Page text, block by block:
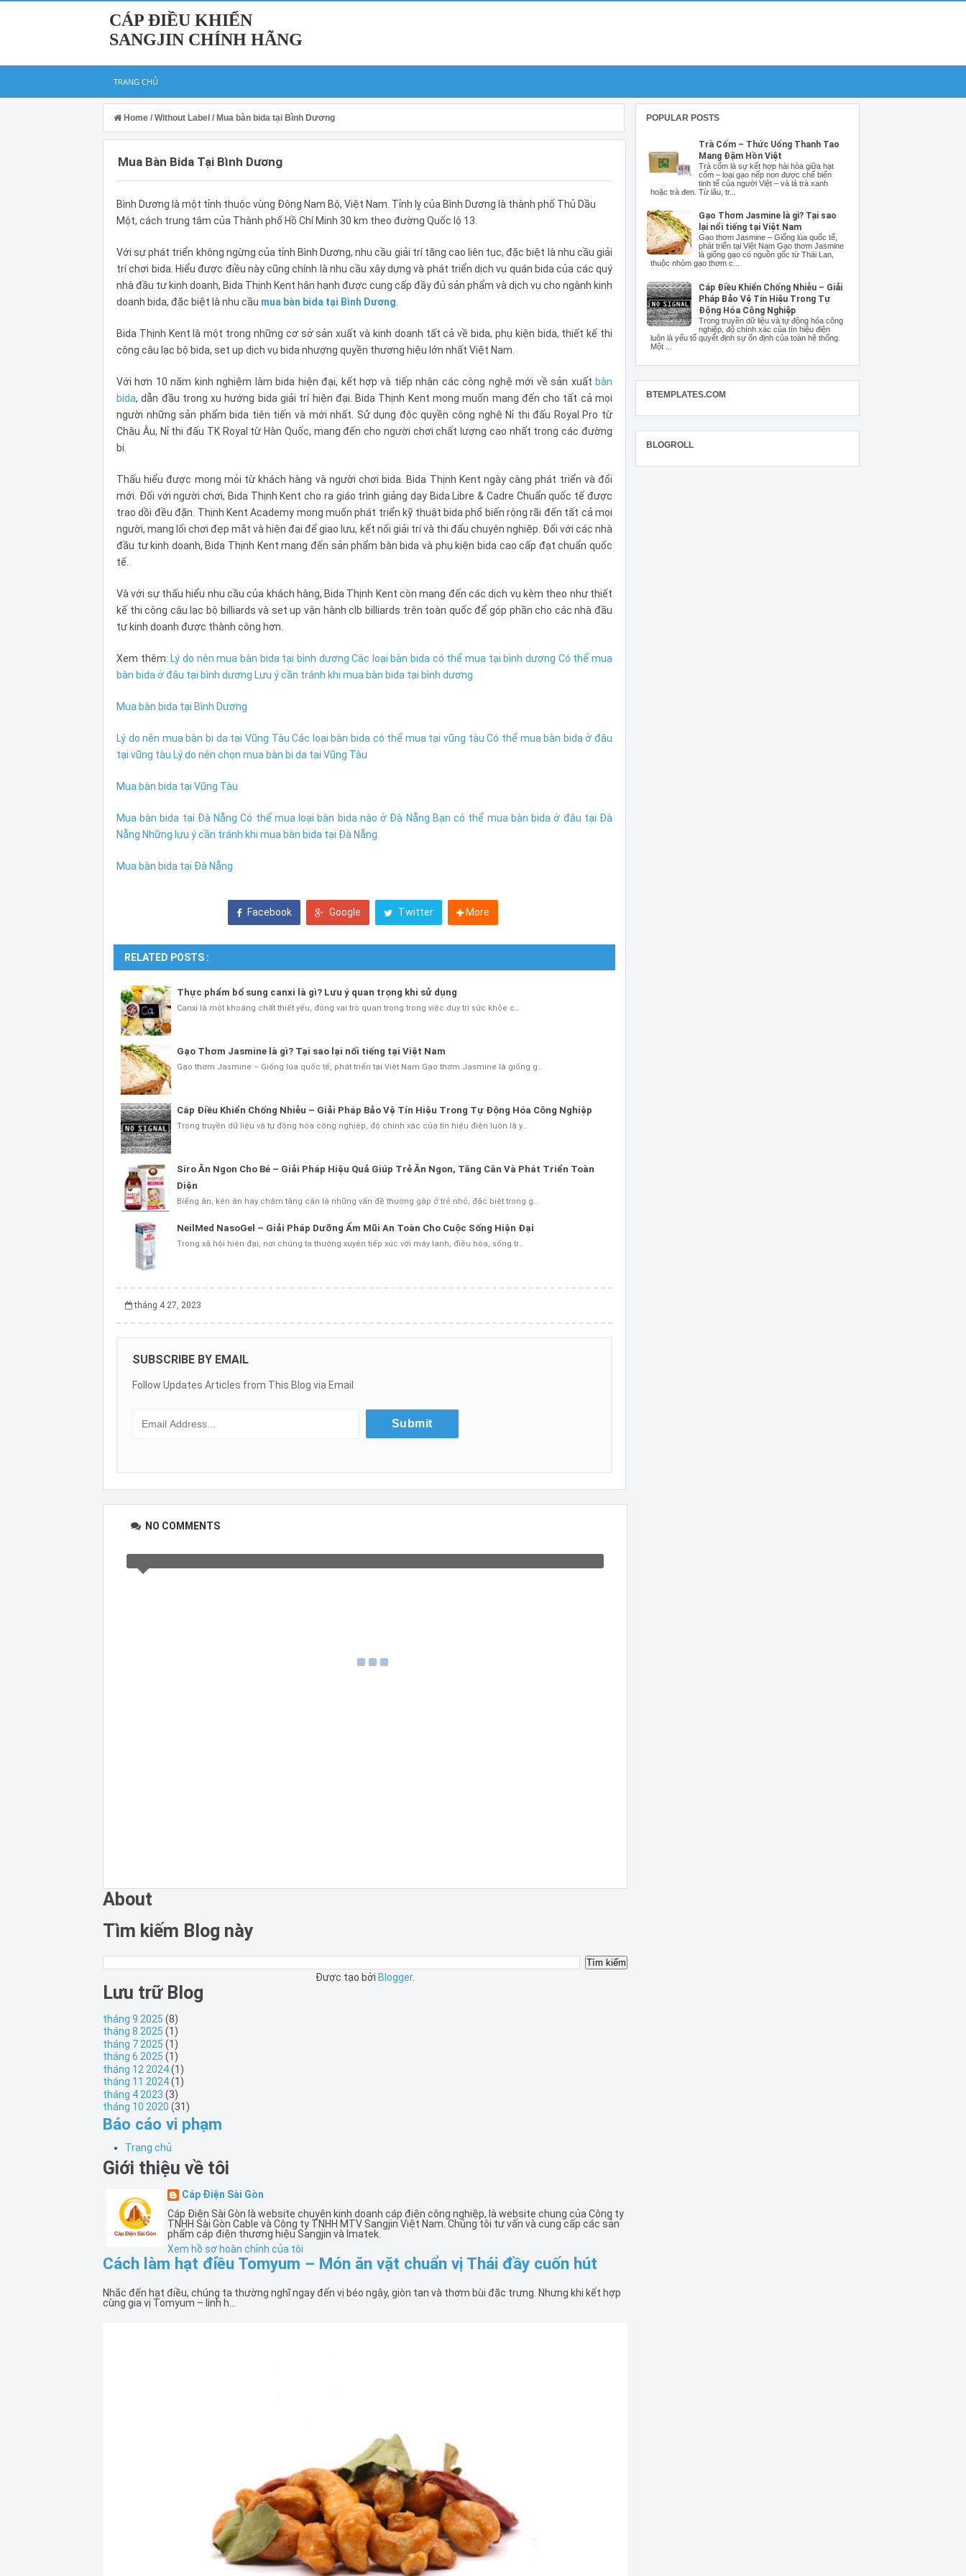
CÁP ĐIỀU KHIỂN
SANGJIN CHÍNH HÃNG
TRANG CHỦ
Home / Without Label / Mua bàn bida tại Bình Dương
Mua Bàn Bida Tại Bình Dương
Bình Dương là một tỉnh thuộc vùng Đông Nam Bộ, Việt Nam. Tỉnh lỵ của Bình Dương là thành phố Thủ Dầu
Một, cách trung tâm của Thành phố Hồ Chí Minh 30 km theo đường Quốc lộ 13.
Với sự phát triển không ngừng của tỉnh Bình Dương, nhu cầu giải trí tăng cao liên tục, đặc biệt là nhu cầu giải
trí chơi bida. Hiểu được điều này cũng chính là nhu cầu xây dựng và phát triển dịch vụ quán bida của các quý
nhà đầu tư kinh doanh, Bida Thịnh Kent hân hạnh được cung cấp đầy đủ sản phẩm và dịch vụ cho ngành kinh
doanh bida, đặc biệt là nhu cầu mua bàn bida tại Bình Dương
Bida Thịnh Kent là một trong những cơ sở sản xuất và kinh doanh tất cả về bida, phụ kiện bida, thiết kế thi
công câu lạc bộ bida, set up dịch vụ bida nhượng quyền thương hiệu lớn nhất Việt Nam.
Với hơn 10 năm kinh nghiệm làm bida hiện đại, kết hợp và tiếp nhận các công nghệ mới về sản xuất bàn
bida, dẫn đầu trong xu hướng bida giải trí hiện đại. Bida Thịnh Kent mong muốn mang đến cho tất cả mọi
người những sản phẩm bida tiên tiến và mới nhất. Sử dụng độc quyền công nghệ Nỉ thi đấu Royal Pro từ
Châu Âu, Nỉ thi đấu TK Royal từ Hàn Quốc, mang đến cho người chơi chất lượng cao nhất trong các đường
bi.
Thấu hiểu được mong mỏi từ khách hàng và người chơi bida. Bida Thịnh Kent ngày càng phát triển và đổi
mới. Đối với người chơi, Bida Thịnh Kent cho ra giáo trình giảng dạy Bida Libre & Cadre Chuẩn quốc tế được
trao dồi đều đặn. Thịnh Kent Academy mong muốn phát triển kỹ thuật bida phổ biến rộng rãi đến tất cả mọi
người, mang lối chơi đẹp mắt và hiện đại để giao lưu, kết nối giải trí và thi đấu chuyên nghiệp. Đối với các nhà
đầu tư kinh doanh, Bida Thịnh Kent mang đến sản phẩm bàn bida và phụ kiện bida cao cấp đạt chuẩn quốc
tế.
Và với sự thấu hiểu nhu cầu của khách hàng, Bida Thịnh Kent còn mang đến các dịch vụ kèm theo như thiết
kế thi công câu lạc bộ billiards và set up vận hành clb billiards trên toàn quốc để góp phần cho các nhà đầu
tư kinh doanh được thành công hơn.
Xem thêm: Lý do nên mua bàn bida tại bình dương Các loại bàn bida có thể mua tại bình dương Có thể mua
bàn bida ở đâu tại bình dương Lưu ý cần tránh khi mua bàn bida tại bình dương
Mua bàn bida tại Bình Dương
Lý do nên mua bàn bi da tại Vũng Tàu Các loại bàn bida có thể mua tại vũng tàu Có thể mua bàn bida ở đâu
tại vũng tàu Lý do nên chọn mua bàn bi da tại Vũng Tàu
Mua bàn bida tại Vũng Tàu
Mua bàn bida tại Đà Nẵng Có thể mua loại bàn bida nào ở Đà Nẵng Bạn có thể mua bàn bida ở đâu tại Đà
Nẵng Những lưu ý cần tránh khi mua bàn bida tại Đà Nẵng
Mua bàn bida tại Đà Nẵng
Facebook Google Twitter More
RELATED POSTS :
Thực phẩm bổ sung canxi là gì? Lưu ý quan trọng khi sử dụng
Canxi là một khoáng chất thiết yếu, đóng vai trò quan trọng trong việc duy trì sức khỏe c…
Gạo Thơm Jasmine là gì? Tại sao lại nổi tiếng tại Việt Nam
Gạo thơm Jasmine – Giống lúa quốc tế, phát triển tại Việt Nam Gạo thơm Jasmine là giống g…
Cáp Điều Khiển Chống Nhiễu – Giải Pháp Bảo Vệ Tín Hiệu Trong Tự Động Hóa Công Nghiệp
Trong truyền dữ liệu và tự động hóa công nghiệp, độ chính xác của tín hiệu điện luôn là y…
Siro Ăn Ngon Cho Bé – Giải Pháp Hiệu Quả Giúp Trẻ Ăn Ngon, Tăng Cân Và Phát Triển Toàn
Diện
Biếng ăn, kén ăn hay chậm tăng cân là những vấn đề thường gặp ở trẻ nhỏ, đặc biệt trong g…
NeilMed NasoGel – Giải Pháp Dưỡng Ẩm Mũi An Toàn Cho Cuộc Sống Hiện Đại
Trong xã hội hiện đại, nơi chúng ta thường xuyên tiếp xúc với máy lạnh, điều hòa, sống tr…
tháng 4 27, 2023
SUBSCRIBE BY EMAIL
Follow Updates Articles from This Blog via Email
NO COMMENTS
About
Tìm kiếm Blog này
Được tạo bởi Blogger.
Lưu trữ Blog
tháng 9 2025 (8)
tháng 8 2025 (1)
tháng 7 2025 (1)
tháng 6 2025 (1)
tháng 12 2024(1)
tháng 11 2024(1)
tháng 4 2023 (3)
tháng 10 2020 (31)
Báo cáo vi phạm
Trang chủ
Giới thiệu về tôi
Cáp Điện Sài Gòn
Cáp Điện Sài Gòn là website chuyên kinh doanh cáp điện công nghiệp, là website chung của Công ty
TNHH Sài Gòn Cable và Công ty TNHH MTV Sangjin Việt Nam. Chúng tôi tư vấn và cung cấp các sản
phẩm cáp điện thương hiệu Sangjin và Imatek.
Xem hồ sơ hoàn chỉnh của tôi
Cách làm hạt điều Tomyum – Món ăn vặt chuẩn vị Thái đầy cuốn hút
Nhắc đến hạt điều, chúng ta thường nghĩ ngay đến vị béo ngậy, giòn tan và thơm bùi đặc trưng. Nhưng khi kết hợp
cùng gia vị Tomyum – linh h...
POPULAR POSTS
Trà Cốm – Thức Uống Thanh Tao
Mang Đậm Hồn Việt
Trà cốm là sự kết hợp hài hòa giữa hạt
cốm – loại gạo nếp non được chế biến
tinh tế của người Việt – và lá trà xanh
hoặc trà đen. Từ lâu, tr...
Gạo Thơm Jasmine là gì? Tại sao
lại nổi tiếng tại Việt Nam
Gạo thơm Jasmine – Giống lúa quốc tế,
phát triển tại Việt Nam Gạo thơm Jasmine
là giống gạo có nguồn gốc từ Thái Lan,
thuộc nhóm gạo thơm c...
Cáp Điều Khiển Chống Nhiễu – Giải
Pháp Bảo Vệ Tín Hiệu Trong Tự
Động Hóa Công Nghiệp
Trong truyền dữ liệu và tự động hóa công
nghiệp, độ chính xác của tín hiệu điện
luôn là yếu tố quyết định sự ổn định của toàn hệ thống.
Một ...
BTEMPLATES.COM
BLOGROLL